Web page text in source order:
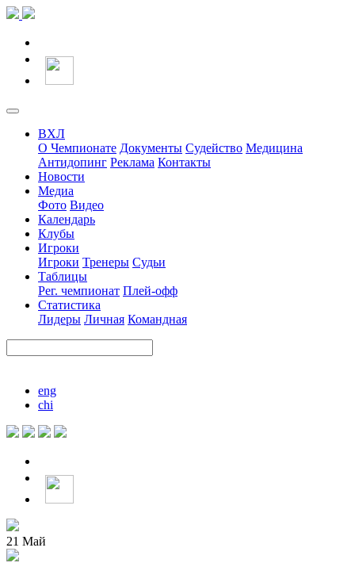
ВХЛ
О Чемпионате Документы Судейство Медицина
Антидопинг Реклама Контакты
Новости
Медиа
Фото Видео
Календарь
Клубы
Игроки
Игроки Тренеры Судьи
Таблицы
Рег. чемпионат Плей-офф
Статистика
Лидеры Личная Командная
eng
chi
21 Май